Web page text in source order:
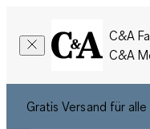
C&A
C&A
Gratis Versand für